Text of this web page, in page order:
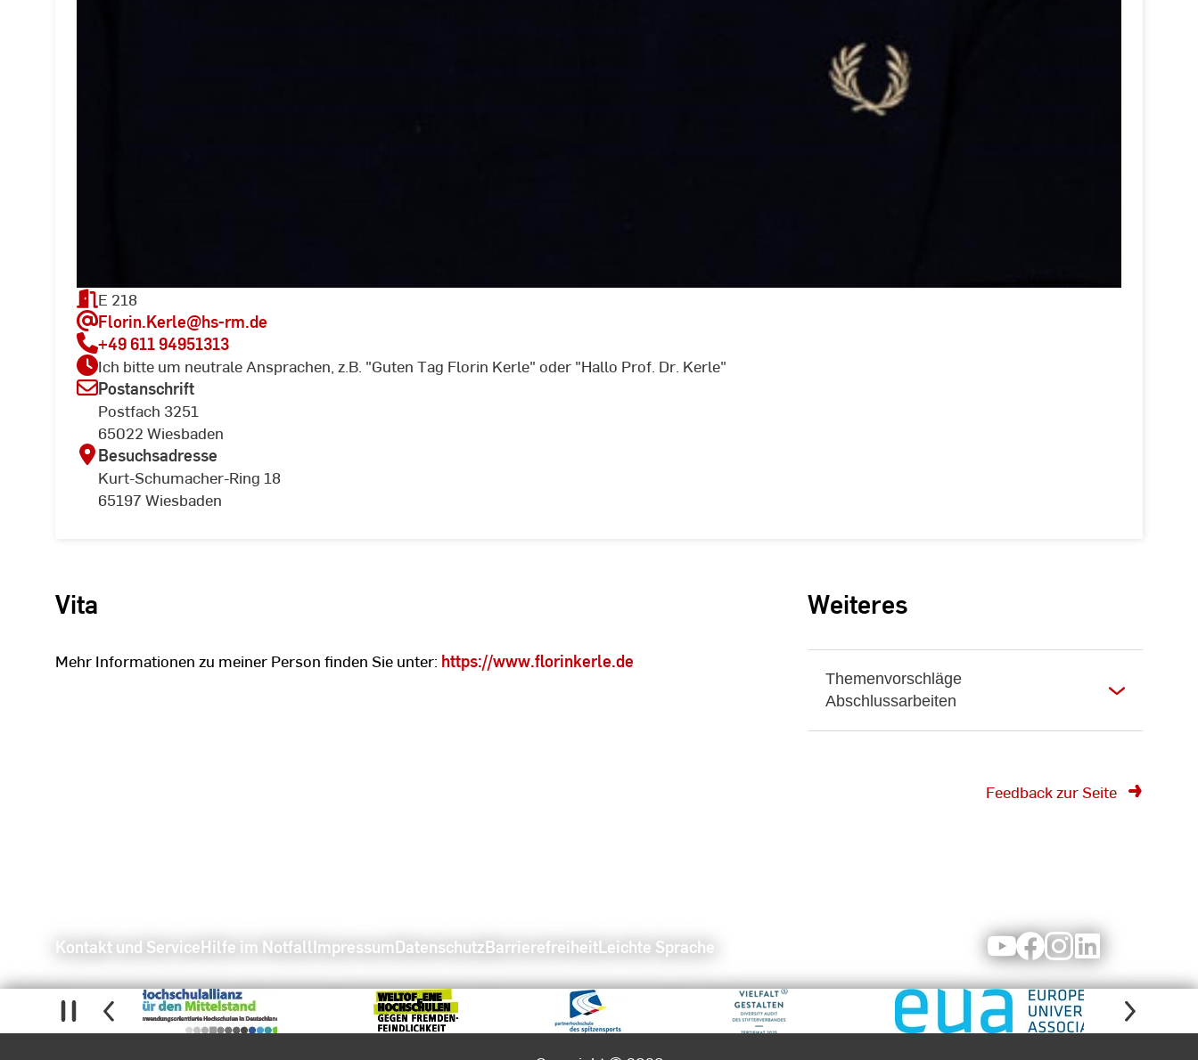
E 218
Florin.Kerle@hs-rm.de
+49 611 94951313
Ich bitte um neutrale Ansprachen, z.B. "Guten Tag Florin Kerle" oder "Hallo Prof. Dr. Kerle"
Postanschrift
Postfach 3251
65022 Wiesbaden
Besuchsadresse
Kurt-Schumacher-Ring 18
65197 Wiesbaden
Vita
Mehr Informationen zu meiner Person finden Sie unter: https://www.florinkerle.de
Weiteres
Themenvorschläge
Abschlussarbeiten
Feedback zur Seite
Kontakt und ServiceHilfe im NotfallImpressumDatenschutzBarrierefreiheitLeichte Sprache YoutubeFacebookInstagram